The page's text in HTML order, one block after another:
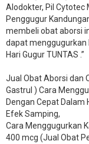
Alodokter, Pil Cytotec
Penggugur
membeli obat aborsi
dapat menggugurkan
Hari Gugur TUNTAS .”
Jual Obat Aborsi dan
Gastrul ) Cara
Dengan Cepat
Efek Samping,
Cara Menggugurkan
400 mcg (Jual Obat